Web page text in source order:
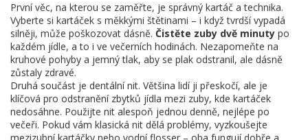
První věc, na kterou se zaměřte, je správný kartáč a technika.
Vyberte si kartáček s měkkými štětinami – i když tvrdší vypadá
silněji, může poškozovat dásně. Čistěte zuby dvě minuty po
každém jídle, a to i ve večerních hodinách. Nezapomeňte na
kruhové pohyby a jemný tlak, aby se plak odstranil, ale dásně
zůstaly zdravé.
Druhá součást je dentální nit. Většina lidí ji přeskočí, ale je
klíčová pro odstranění zbytků jídla mezi zuby, kde kartáček
nedosáhne. Použijte nit alespoň jednou denně, nejlépe po
večeři. Pokud vám klasická nit dělá problémy, vyzkoušejte